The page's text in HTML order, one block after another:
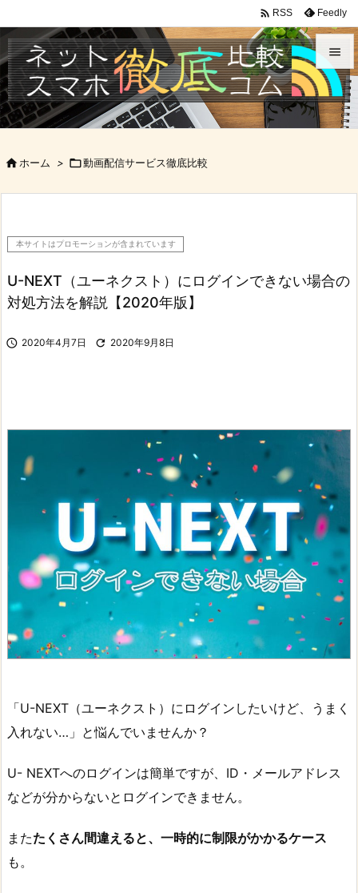


メニュ

 RSS Feedly
ホーム > 動画配信サービス徹底比較
本サイトはプロモーションが含まれています
U-NEXT（ユーネクスト）にログインできない場合の
対処方法を解説【2020年版】
 2020年4月7日  2020年9月8日
「U-NEXT（ユーネクスト）にログインしたいけど、うまく
入れない…」と悩んでいませんか？
U- NEXTへのログインは簡単ですが、ID・メールアドレス
などが分からないとログインできません。
またたくさん間違えると、一時的に制限がかかるケース
も。